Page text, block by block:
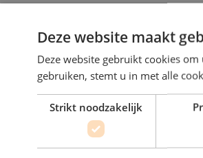
Deze website maakt
Deze website gebruikt cookies
gebruiken, stemt u in met alle
Strikt noodzakelijk